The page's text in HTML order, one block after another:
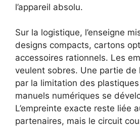
l’appareil absolu.
Sur la logistique, l’enseigne
designs compacts, cartons
accessoires rationnels. Les
veulent sobres. Une partie de
par la limitation des
manuels numériques se
L’empreinte exacte reste liée
partenaires, mais le circuit